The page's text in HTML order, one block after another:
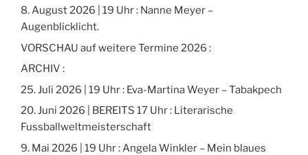
8. August 2026 | 19 Uhr : Nanne Meyer –
Augenblicklicht.
VORSCHAU auf weitere Termine 2026 :
ARCHIV :
25. Juli 2026 | 19 Uhr : Eva-Martina Weyer – Tabakpech
20. Juni 2026 | BEREITS 17 Uhr : Literarische
Fussballweltmeisterschaft
9. Mai 2026 | 19 Uhr : Angela Winkler – Mein blaues